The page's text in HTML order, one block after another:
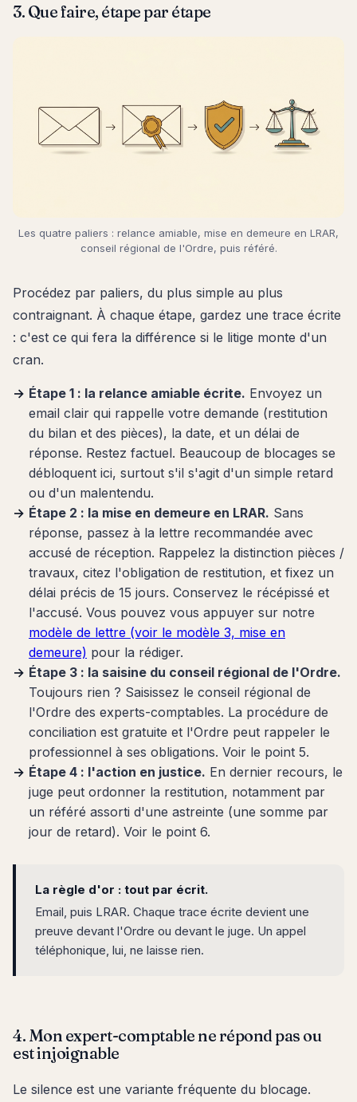
3. Que faire, étape par étape
Les quatre paliers : relance amiable, mise en demeure en LRAR,
conseil régional de l'Ordre, puis référé.
Procédez par paliers, du plus simple au plus
contraignant. À chaque étape, gardez une trace écrite
: c'est ce qui fera la différence si le litige monte d'un
cran.
Étape 1 : la relance amiable écrite. Envoyez un
email clair qui rappelle votre demande (restitution
du bilan et des pièces), la date, et un délai de
réponse. Restez factuel. Beaucoup de blocages se
débloquent ici, surtout s'il s'agit d'un simple retard
ou d'un malentendu.
Étape 2 : la mise en demeure en LRAR. Sans
réponse, passez à la lettre recommandée avec
accusé de réception. Rappelez la distinction pièces /
travaux, citez l'obligation de restitution, et fixez un
délai précis de 15 jours. Conservez le récépissé et
l'accusé. Vous pouvez vous appuyer sur notre
modèle de lettre (voir le modèle 3, mise en
demeure) pour la rédiger.
Étape 3 : la saisine du conseil régional de l'Ordre.
Toujours rien ? Saisissez le conseil régional de
l'Ordre des experts-comptables. La procédure de
conciliation est gratuite et l'Ordre peut rappeler le
professionnel à ses obligations. Voir le point 5.
Étape 4 : l'action en justice. En dernier recours, le
juge peut ordonner la restitution, notamment par
un référé assorti d'une astreinte (une somme par
jour de retard). Voir le point 6.
La règle d'or : tout par écrit.
Email, puis LRAR. Chaque trace écrite devient une
preuve devant l'Ordre ou devant le juge. Un appel
téléphonique, lui, ne laisse rien.
4. Mon expert-comptable ne répond pas ou
est injoignable
Le silence est une variante fréquente du blocage.